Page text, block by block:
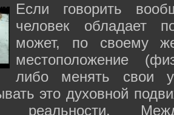
Если говорить
человек обладает
может, по своему
местоположение
либо менять свои
это духовной
реальности.